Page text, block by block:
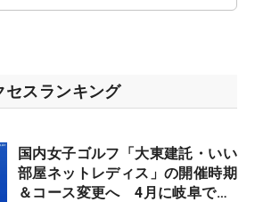
セスランキング
国内女子ゴルフ「大東建託・いい
部屋ネットレディス」の開催時期
＆コース変更へ 4月に岐阜で開